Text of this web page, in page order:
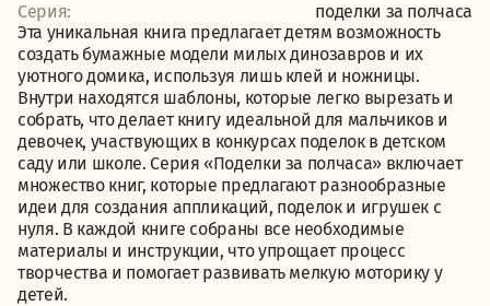
Серия:
поделки за полчаса
Эта уникальная книга предлагает детям возможность
создать бумажные модели милых динозавров и их
уютного домика, используя лишь клей и ножницы.
Внутри находятся шаблоны, которые легко вырезать и
собрать, что делает книгу идеальной для мальчиков и
девочек, участвующих в конкурсах поделок в детском
саду или школе. Серия «Поделки за полчаса» включает
множество книг, которые предлагают разнообразные
идеи для создания аппликаций, поделок и игрушек с
нуля. В каждой книге собраны все необходимые
материалы и инструкции, что упрощает процесс
творчества и помогает развивать мелкую моторику у
детей.